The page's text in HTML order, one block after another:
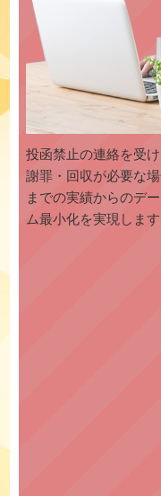
投函禁止の連絡を受
謝罪・回収が必要な
までの実績からのデ
ム最小化を実現します